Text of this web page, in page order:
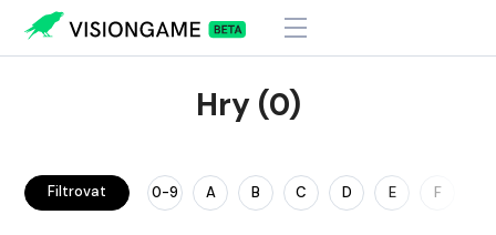
Hry (0)
Filtrovat 0-9 A B C D E F